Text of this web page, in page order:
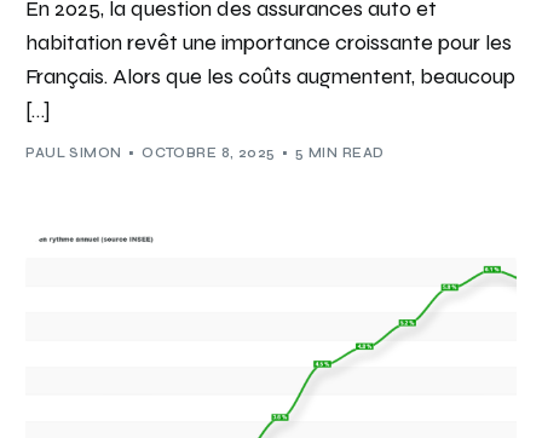
En 2025, la question des assurances auto et
habitation revêt une importance croissante pour les
Français. Alors que les coûts augmentent, beaucoup
[…]
PAUL SIMON OCTOBRE 8, 2025 5 MIN READ